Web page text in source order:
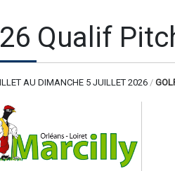
Qualif
AU DIMANCHE 5 JUILLET 2026 /